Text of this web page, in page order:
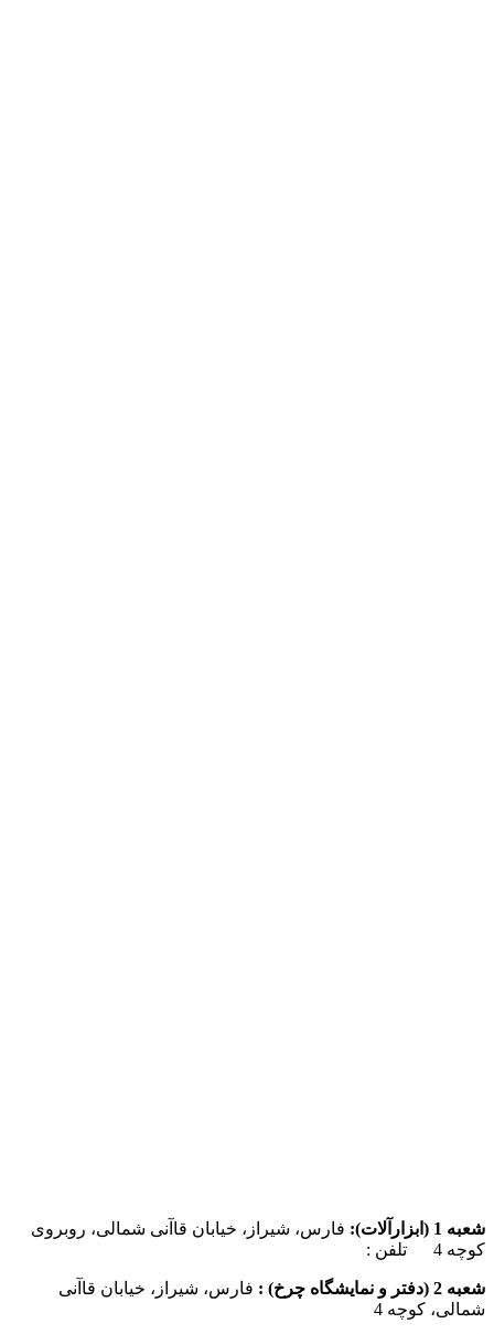
شعبه 1 (ابزارآلات):
فارس، شیراز، خیابان قاآنی شمالی، روبروی
کوچه 4 تلفن :
شعبه 2 (دفتر و نمایشگاه چرخ) :
فارس، شیراز، خیابان قاآنی
شمالی، کوچه 4